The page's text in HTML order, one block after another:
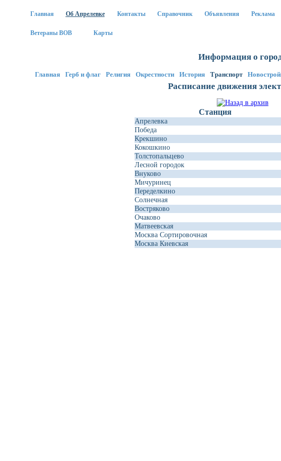
Главная Об Апрелевке Контакты Справочник Объявления Реклама
Ветераны ВОВ Карты
Информация о
Главная Герб и флаг Религия Окрестности История Транспорт
Расписание движения
Станция
Апрелевка
Победа
Крекшино
Кокошкино
Толстопальцево
Лесной городок
Внуково
Мичуринец
Переделкино
Солнечная
Востряково
Очаково
Матвеевская
Москва Сортировочная
Москва Киевская